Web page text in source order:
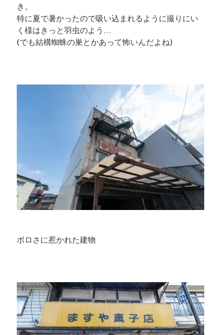
き。
特に夏で暑かったので吸い込まれるように撮りにい
く様はきっと羽虫のよう…
(でも結構蜘蛛の巣とかあって怖いんだよね)
ボロさに惹かれた建物